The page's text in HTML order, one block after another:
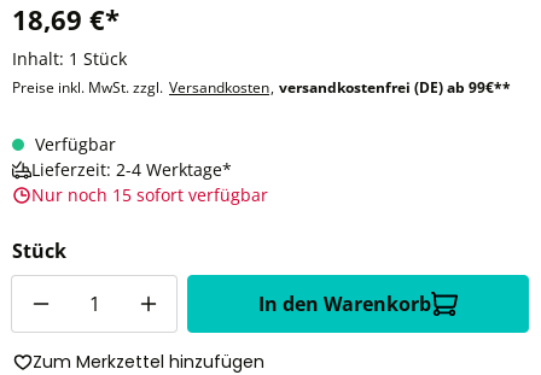
18,69 €*
Inhalt: 1 Stück
Preise inkl. MwSt. zzgl. Versandkosten, versandkostenfrei (DE) ab 99€**
Verfügbar
Lieferzeit: 2-4 Werktage*
Nur noch 15 sofort verfügbar
Stück
In den Warenkorb
Zum Merkzettel hinzufügen